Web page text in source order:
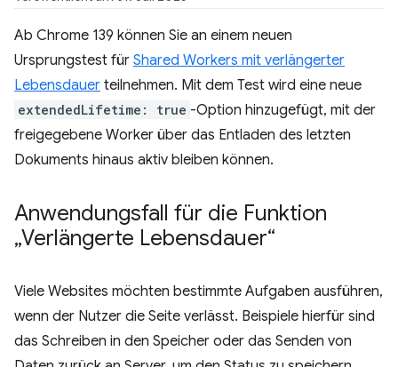
Ab Chrome 139 können Sie an einem neuen
Ursprungstest für Shared Workers mit verlängerter
Lebensdauer teilnehmen. Mit dem Test wird eine neue
extendedLifetime: true -Option hinzugefügt, mit der
freigegebene Worker über das Entladen des letzten
Dokuments hinaus aktiv bleiben können.
Anwendungsfall für die Funktion
„Verlängerte Lebensdauer“
Viele Websites möchten bestimmte Aufgaben ausführen,
wenn der Nutzer die Seite verlässt. Beispiele hierfür sind
das Schreiben in den Speicher oder das Senden von